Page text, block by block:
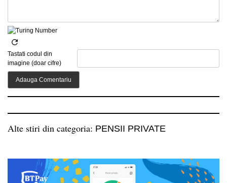
Tastati codul din
imagine (doar cifre)
Alte stiri din categoria: PENSII PRIVATE